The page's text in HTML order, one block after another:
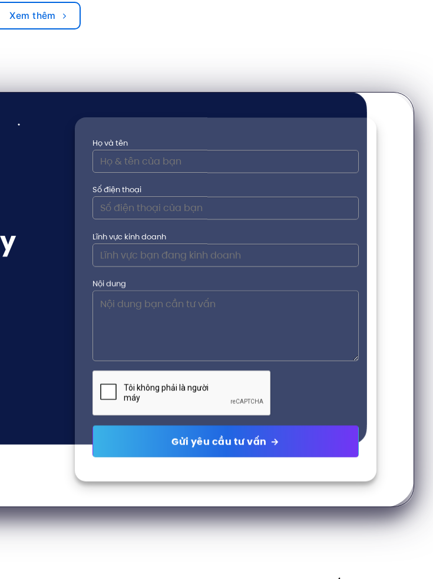
Xem thêm
Họ và tên
Số điện thoại
Lĩnh vực kinh doanh
Nội dung